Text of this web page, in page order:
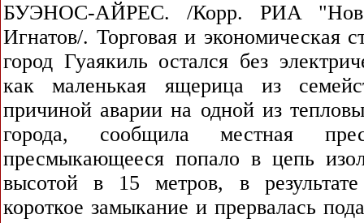
БУЭНОС-АЙРЕС. /Корр. РИА
Игнатов/. Торговая и экономическая
город Гуаякиль остался без
как маленькая ящерица из
причиной аварии на одной из
города, сообщила местная
пресмыкающееся попало в цепь
высотой в 15 метров, в
короткое замыкание и прервалась